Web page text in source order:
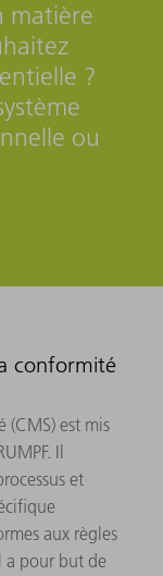
matière
?
ou
conformité
(CMS) est mis
Il
et
aux règles
a pour but de